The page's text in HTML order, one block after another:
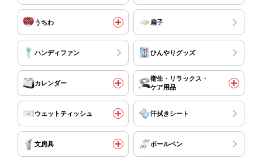
うちわ 扇子
ハンディファン ひんやりグッズ
カレンダー
衛生・リラックス・
ケア用品
ウェットティッシュ 汗拭きシート
文房具 ボールペン